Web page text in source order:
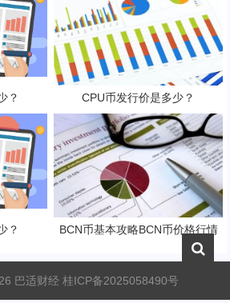
？ CPU币发行价是多少？
？
BCN币基本攻略BCN币价格行情
巴适财经桂ICP备2025058490号